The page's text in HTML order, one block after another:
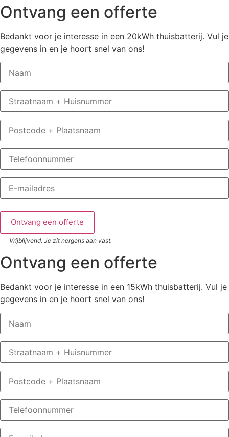
Ontvang een offerte
Bedankt voor je interesse in een 20kWh thuisbatterij. Vul je
gegevens in en je hoort snel van ons!
Vrijblijvend. Je zit nergens aan vast.
Ontvang een offerte
Bedankt voor je interesse in een 15kWh thuisbatterij. Vul je
gegevens in en je hoort snel van ons!